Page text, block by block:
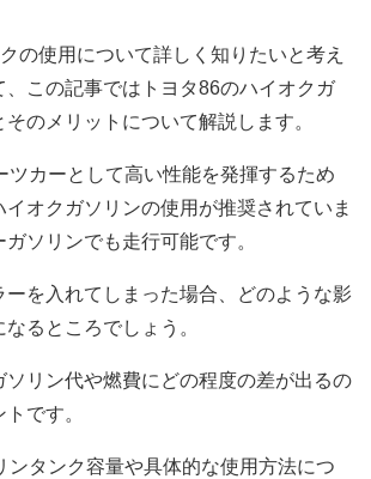
の使用について詳しく知りたいと考え
、この記事ではトヨタ86のハイオクガ
のメリットについて解説します。
ツカーとして高い性能を発揮するため
オクガソリンの使用が推奨されていま
ソリンでも走行可能です。
ーを入れてしまった場合、どのような影
るところでしょう。
ソリン代や燃費にどの程度の差が出るの
です。
ンタンク容量や具体的な使用方法につ